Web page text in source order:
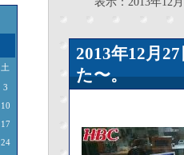
土
3
10
17
24
2013年12
た〜。